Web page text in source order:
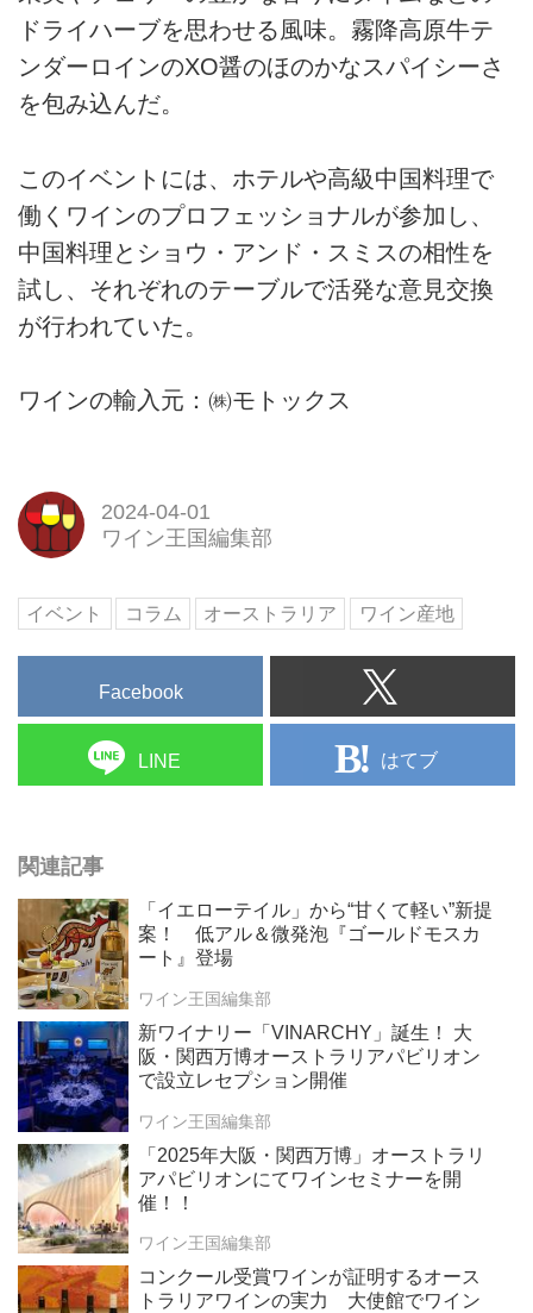
ドライハーブを思わせる風味。霧降高原牛テ
ンダーロインのXO醤のほのかなスパイシーさ
を包み込んだ。
このイベントには、ホテルや高級中国料理で
働くワインのプロフェッショナルが参加し、
中国料理とショウ・アンド・スミスの相性を
試し、それぞれのテーブルで活発な意見交換
が行われていた。
ワインの輸入元：㈱モトックス
2024-04-01
ワイン王国編集部
イベント コラム オーストラリア ワイン産地
Facebook
LINE はてブ
関連記事
「イエローテイル」から“甘くて軽い”新提
案！ 低アル＆微発泡『ゴールドモスカ
ート』登場
ワイン王国編集部
新ワイナリー「VINARCHY」誕生！ 大
阪・関西万博オーストラリアパビリオン
で設立レセプション開催
ワイン王国編集部
「2025年大阪・関西万博」オーストラリ
アパビリオンにてワインセミナーを開
催！！
ワイン王国編集部
コンクール受賞ワインが証明するオース
トラリアワインの実力 大使館でワイン